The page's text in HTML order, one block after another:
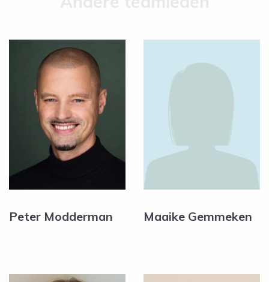
Peter Modderman Maaike Gemmeken